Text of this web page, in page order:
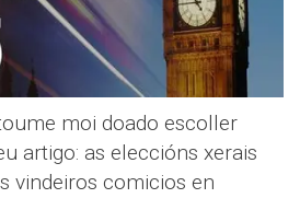
moi doado escoller
artigo: as eleccións xerais
vindeiros comicios en